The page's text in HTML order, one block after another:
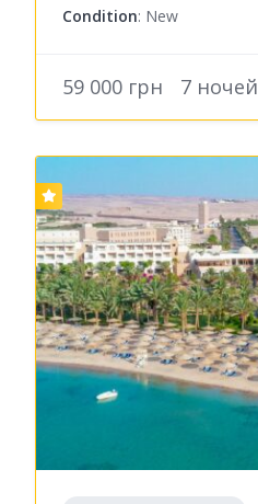
Condition: New
59 000 грн 7 ночей